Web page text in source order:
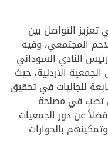
تعزيز التواصل بين
المجتمعي، وفيه
النادي السوداني
الأردنية، حيث
للجاليات في تحقيق
تصب في مصلحة
عن دور الجمعيات
بالحوارات